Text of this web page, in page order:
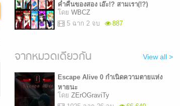
ค่ำคืนของสอง เอ๊ะ!? สามเรา(!?)
โดย WBCZ
5 ฉาก 2 จบ
887
จากหมวดเดียวกัน View all >
Escape Alive 0 กำเนิดความตายแห่ง
หายนะ
โดย ZErOGraviTy